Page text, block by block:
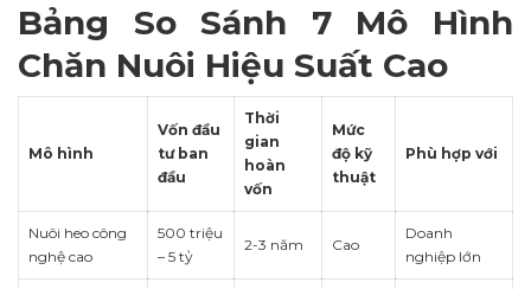
Bảng So Sánh 7 Mô Hình
Chăn Nuôi Hiệu Suất Cao
Mô hình
Vốn đầu
tư ban
đầu
Thời
gian
hoàn
vốn
Mức
độ kỹ
thuật
Phù hợp với
Nuôi heo công
nghệ cao
500 triệu
– 5 tỷ
2-3 năm Cao
Doanh
nghiệp lớn